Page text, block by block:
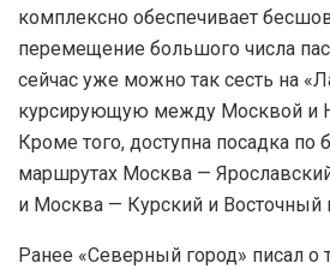
комплексно обеспечивает
перемещение большого числа
сейчас уже можно так сесть на
курсирующую между Москвой и
Кроме того, доступна посадка по
маршрутах Москва —
и Москва — Курский и
Ранее «Северный город» писал о